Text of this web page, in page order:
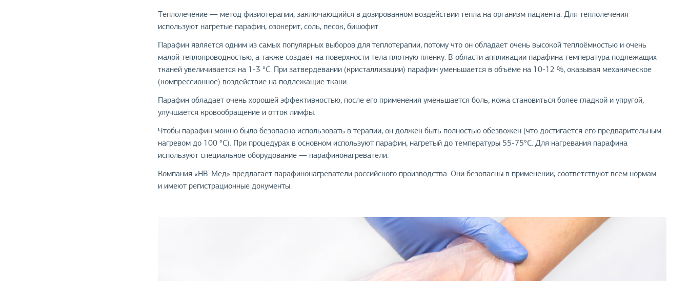
Теплолечение — метод физиотерапии, заключающийся в дозированном воздействии тепла на организм пациента. Для теплолечения
используют нагретые парафин, озокерит, соль, песок, бишофит.
Парафин является одним из самых популярных выборов для теплотерапии, потому что он обладает очень высокой теплоёмкостью и очень
малой теплопроводностью, а также создаёт на поверхности тела плотную плёнку. В области аппликации парафина температура подлежащих
тканей увеличивается на 1-3 °С. При затвердевании (кристаллизации) парафин уменьшается в объёме на 10-12 %, оказывая механическое
(компрессионное) воздействие на подлежащие ткани.
Парафин обладает очень хорошей эффективностью, после его применения уменьшается боль, кожа становиться более гладкой и упругой,
улучшается кровообращение и отток лимфы.
Чтобы парафин можно было безопасно использовать в терапии, он должен быть полностью обезвожен (что достигается его предварительным
нагревом до 100 °С). При процедурах в основном используют парафин, нагретый до температуры 55-75°C. Для нагревания парафина
используют специальное оборудование — парафинонагреватели.
Компания «НВ-Мед» предлагает парафинонагреватели российского производства. Они безопасны в применении, соответствуют всем нормам
и имеют регистрационные документы.